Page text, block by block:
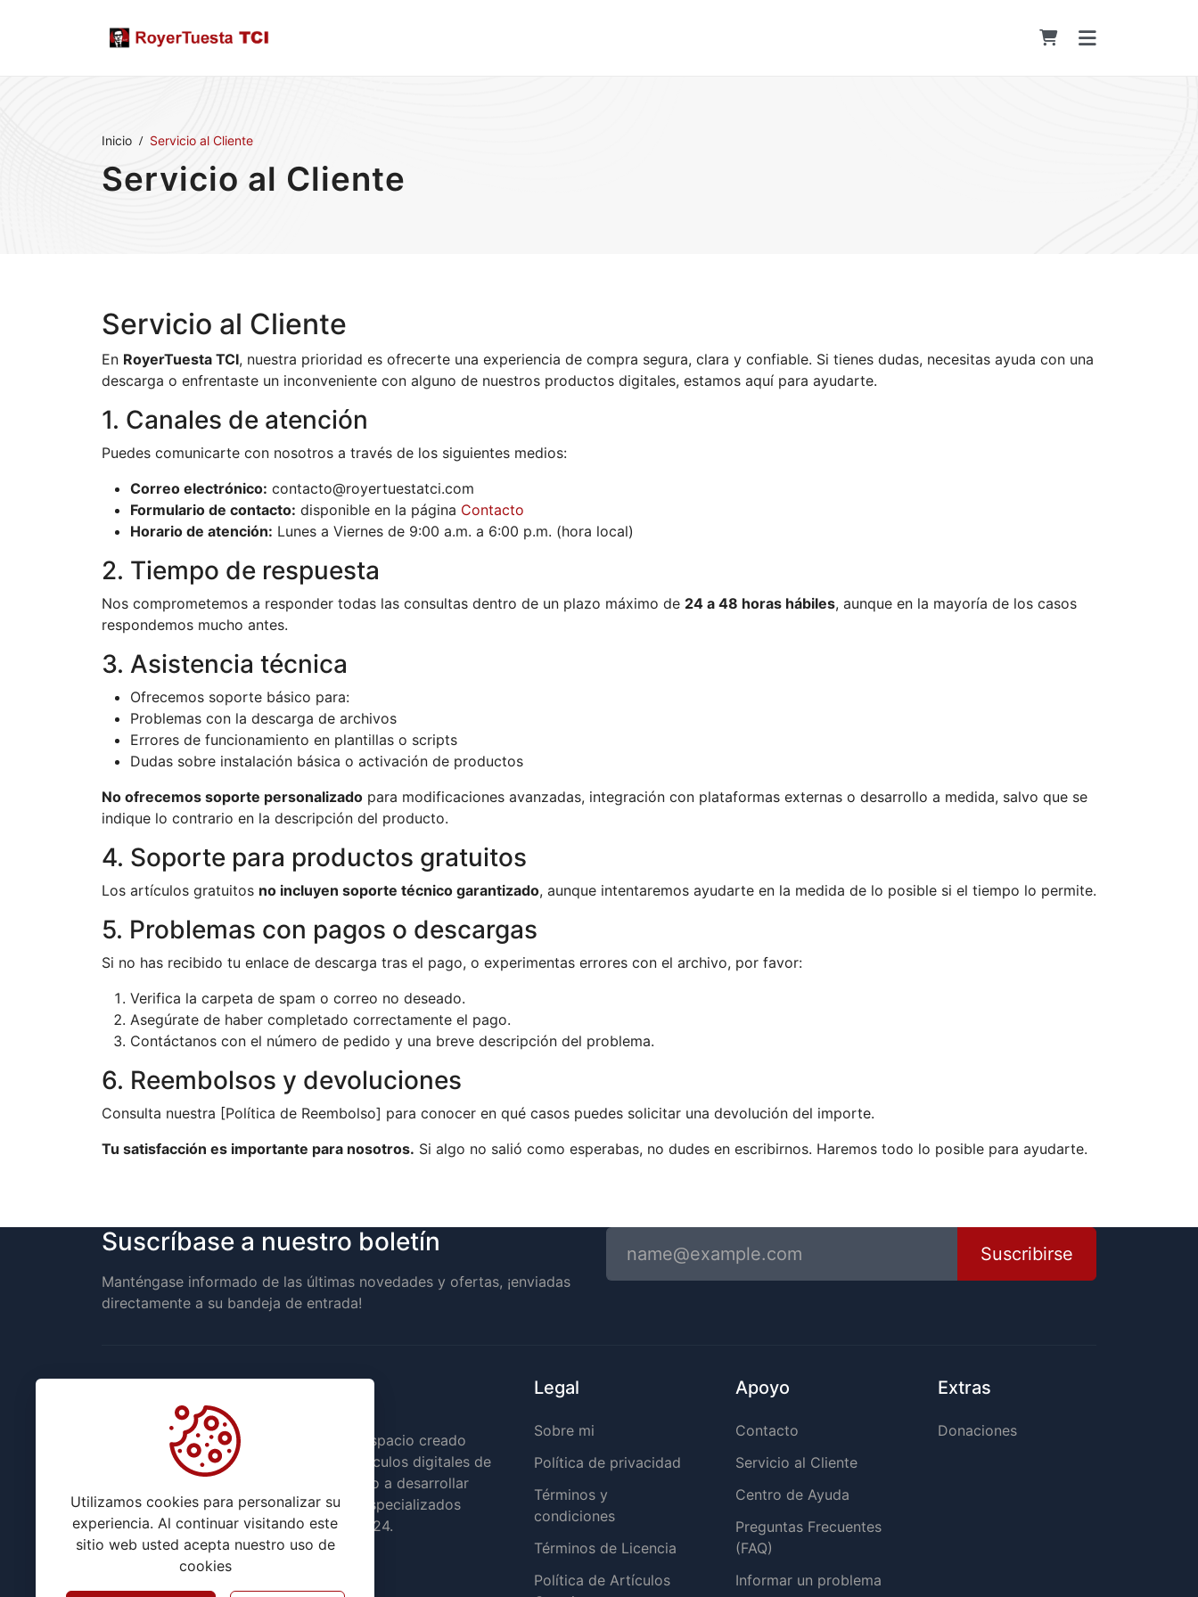
Inicio Servicio al Cliente
Servicio al Cliente
Servicio al Cliente
En RoyerTuesta TCI, nuestra prioridad es ofrecerte una experiencia de compra segura, clara y confiable. Si tienes dudas, necesitas ayuda con una
descarga o enfrentaste un inconveniente con alguno de nuestros productos digitales, estamos aquí para ayudarte.
1. Canales de atención
Puedes comunicarte con nosotros a través de los siguientes medios:
Correo electrónico: contacto@royertuestatci.com
Formulario de contacto: disponible en la página Contacto
Horario de atención: Lunes a Viernes de 9:00 a.m. a 6:00 p.m. (hora local)
2. Tiempo de respuesta
Nos comprometemos a responder todas las consultas dentro de un plazo máximo de 24 a 48 horas hábiles, aunque en la mayoría de los casos
respondemos mucho antes.
3. Asistencia técnica
Ofrecemos soporte básico para:
Problemas con la descarga de archivos
Errores de funcionamiento en plantillas o scripts
Dudas sobre instalación básica o activación de productos
No ofrecemos soporte personalizado para modificaciones avanzadas, integración con plataformas externas o desarrollo a medida, salvo que se
indique lo contrario en la descripción del producto.
4. Soporte para productos gratuitos
Los artículos gratuitos no incluyen soporte técnico garantizado, aunque intentaremos ayudarte en la medida de lo posible si el tiempo lo permite.
5. Problemas con pagos o descargas
Si no has recibido tu enlace de descarga tras el pago, o experimentas errores con el archivo, por favor:
Verifica la carpeta de spam o correo no deseado.
Asegúrate de haber completado correctamente el pago.
Contáctanos con el número de pedido y una breve descripción del problema.
6. Reembolsos y devoluciones
Consulta nuestra [Política de Reembolso] para conocer en qué casos puedes solicitar una devolución del importe.
Tu satisfacción es importante para nosotros. Si algo no salió como esperabas, no dudes en escribirnos. Haremos todo lo posible para ayudarte.
Suscríbase a nuestro boletín
Manténgase informado de las últimas novedades y ofertas, ¡enviadas
directamente a su bandeja de entrada!
Suscribirse
Soy autor y fundador de esta web, un espacio creado
con pasión para compartir y vender artículos digitales de
valor. Desde hace varios años me dedico a desarrollar
proyectos en línea, incluyendo cursos especializados
sobre Blogger, WordPress, App Creator 24.
Legal
Sobre mi
Política de privacidad
Términos y
condiciones
Términos de Licencia
Política de Artículos
Apoyo
Contacto
Servicio al Cliente
Centro de Ayuda
Preguntas Frecuentes
(FAQ)
Informar un problema
Extras
Donaciones
Utilizamos cookies para personalizar su
experiencia. Al continuar visitando este
sitio web usted acepta nuestro uso de
cookies